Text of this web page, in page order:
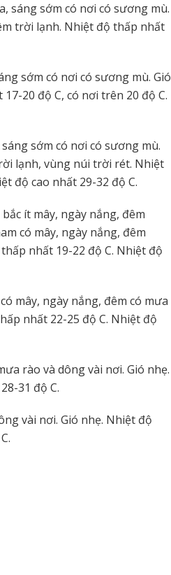
sáng sớm có nơi có sương mù.
trời lạnh. Nhiệt độ thấp nhất
sớm có nơi có sương mù. Gió
20 độ C, có nơi trên 20 độ C.
sớm có nơi có sương mù.
lạnh, vùng núi trời rét. Nhiệt
độ cao nhất 29-32 độ C.
ít mây, ngày nắng, đêm
có mây, ngày nắng, đêm
nhất 19-22 độ C. Nhiệt độ
mây, ngày nắng, đêm có mưa
nhất 22-25 độ C. Nhiệt độ
rào và dông vài nơi. Gió nhẹ.
31 độ C.
vài nơi. Gió nhẹ. Nhiệt độ